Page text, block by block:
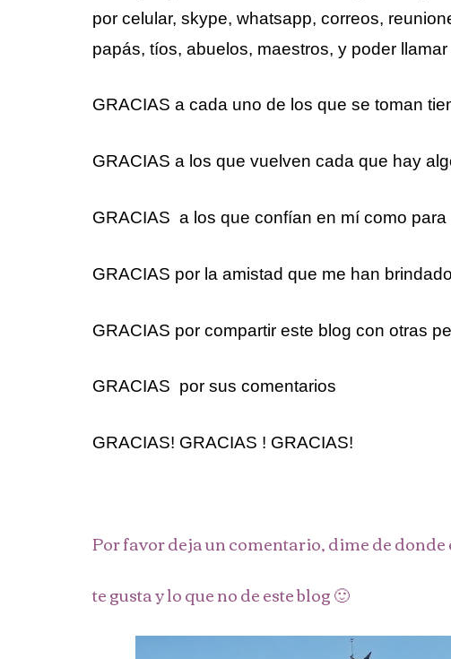
por celular, skype, whatsapp, correos,
papás, tíos, abuelos, maestros, y poder
GRACIAS a cada uno de los que se toman
GRACIAS a los que vuelven cada que hay
GRACIAS a los que confían en mí como
GRACIAS por la amistad que me han brindado
GRACIAS por compartir este blog con otras
GRACIAS por sus comentarios
GRACIAS! GRACIAS ! GRACIAS!
Por favor deja un comentario, dime de donde
te gusta y lo que no de este blog 🙂